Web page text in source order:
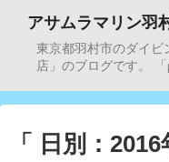
アサムラマリン羽
東京都羽村市のダイビ
店」のブログです。
「 日別：